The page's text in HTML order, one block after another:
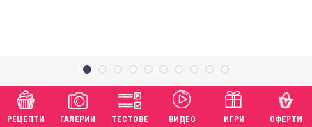
РЕЦЕПТИ ГАЛЕРИИ ТЕСТОВЕ ВИДЕО ИГРИ ОФЕРТИ